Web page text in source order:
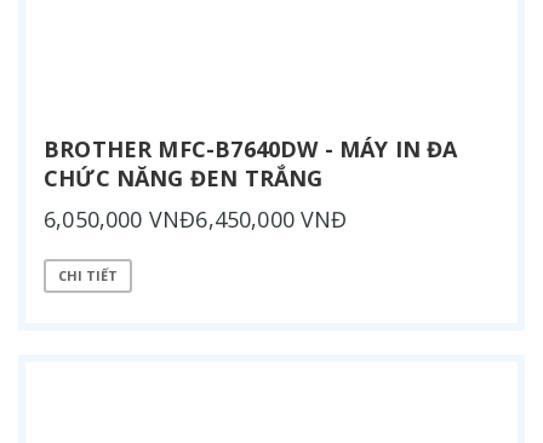
BROTHER MFC-B7640DW - MÁY IN ĐA
CHỨC NĂNG ĐEN TRẮNG
6,050,000 VNĐ6,450,000 VNĐ
CHI TIẾT